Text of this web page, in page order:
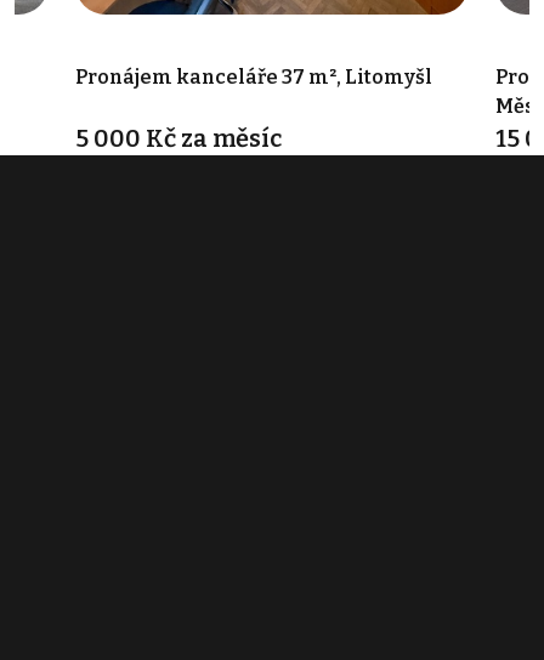
Pronájem kanceláře 37 m², Litomyšl
5 000 Kč za měsíc 15